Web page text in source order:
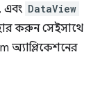
, এবং DataView
করুন সেইসাথে
অ্যাপ্লিকেশনের